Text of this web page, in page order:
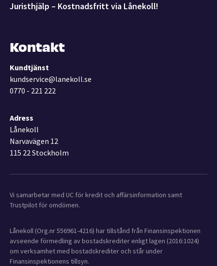
Juristhjälp – Kostnadsfritt via Lånekoll!
Kontakt
Kundtjänst
kundservice@lanekoll.se
0770 - 221 222
Adress
Lånekoll
Narvavägen 12
115 22 Stockholm
Vi samarbetar med UC för kredit och affärsinformation samt
Trustpilot för omdömen.
Lånekoll (Org.nr 556961-4216) har tillstånd från Finansinspektionen
avseende förmedling av bostadskrediter enligt lagen (2016:1024)
om verksamhet med bostadskrediter och står under
Finansinspektionens tillsyn.